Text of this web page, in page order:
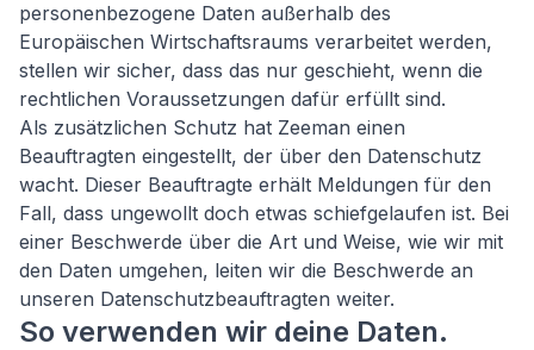
personenbezogene Daten außerhalb des
Europäischen Wirtschaftsraums verarbeitet werden,
stellen wir sicher, dass das nur geschieht, wenn die
rechtlichen Voraussetzungen dafür erfüllt sind.
Als zusätzlichen Schutz hat Zeeman einen
Beauftragten eingestellt, der über den Datenschutz
wacht. Dieser Beauftragte erhält Meldungen für den
Fall, dass ungewollt doch etwas schiefgelaufen ist. Bei
einer Beschwerde über die Art und Weise, wie wir mit
den Daten umgehen, leiten wir die Beschwerde an
unseren Datenschutzbeauftragten weiter.
So verwenden wir deine Daten.